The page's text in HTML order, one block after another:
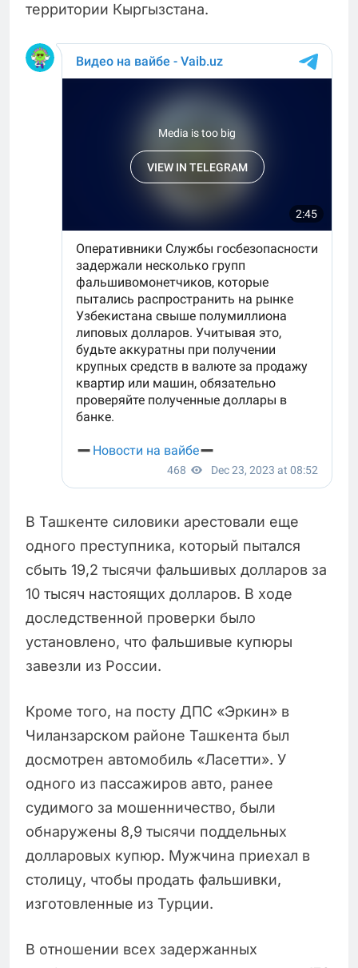
территории Кыргызстана.
В Ташкенте силовики арестовали еще
одного преступника, который пытался
сбыть 19,2 тысячи фальшивых долларов за
10 тысяч настоящих долларов. В ходе
доследственной проверки было
установлено, что фальшивые купюры
завезли из России.
Кроме того, на посту ДПС «Эркин» в
Чиланзарском районе Ташкента был
досмотрен автомобиль «Ласетти». У
одного из пассажиров авто, ранее
судимого за мошенничество, были
обнаружены 8,9 тысячи поддельных
долларовых купюр. Мужчина приехал в
столицу, чтобы продать фальшивки,
изготовленные из Турции.
В отношении всех задержанных